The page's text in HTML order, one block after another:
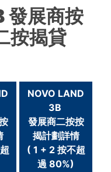
發展商按
按揭貸
NOVO LAND
3B
發展商二按按
揭計劃詳情
( 1 + 2 按不超
過 80%)